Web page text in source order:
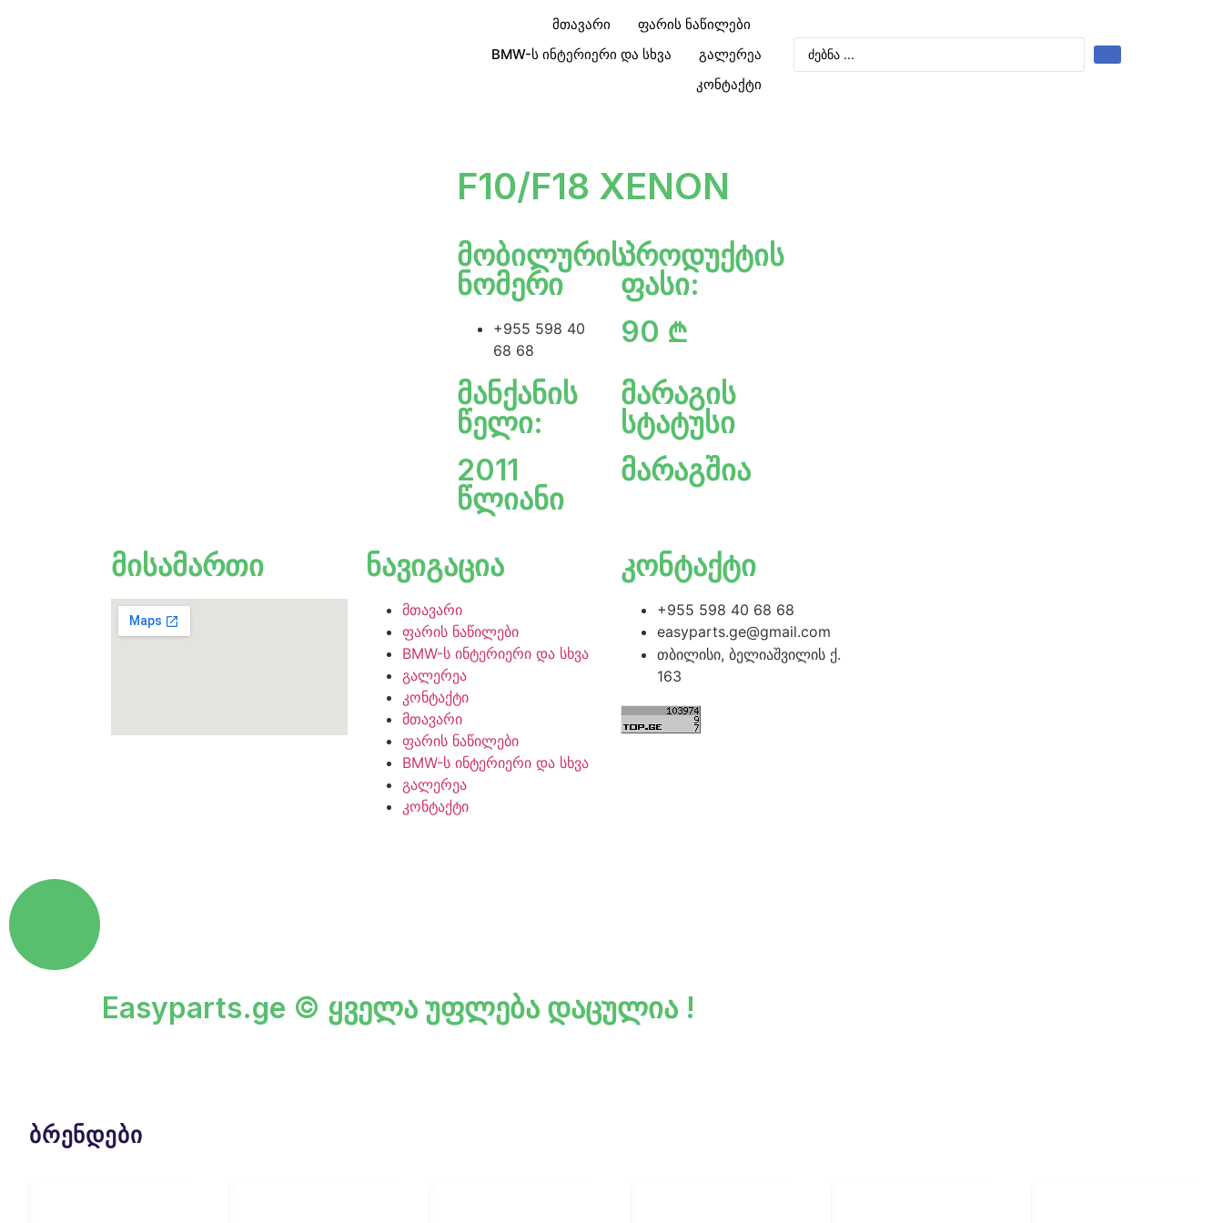
მთავარი
ფარის ნაწილები
BMW-ს ინტერიერი და სხვა
გალერეა
კონტაქტი
F10/F18 XENON
მობილურის
ნომერი
+955 598 40
68 68
პროდუქტის
ფასი:
90 ₾
მანქანის
წელი:
2011
წლიანი
მარაგის
სტატუსი
მარაგშია
მისამართი ნავიგაცია
მთავარი
ფარის ნაწილები
BMW-ს ინტერიერი და სხვა
გალერეა
კონტაქტი
მთავარი
ფარის ნაწილები
BMW-ს ინტერიერი და სხვა
გალერეა
კონტაქტი
კონტაქტი
+955 598 40 68 68
easyparts.ge@gmail.com
თბილისი, ბელიაშვილის ქ.
163
Easyparts.ge © ყველა უფლება დაცულია !
ბრენდები